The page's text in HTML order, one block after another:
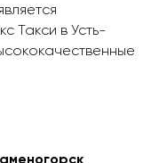
Такси в Усть-